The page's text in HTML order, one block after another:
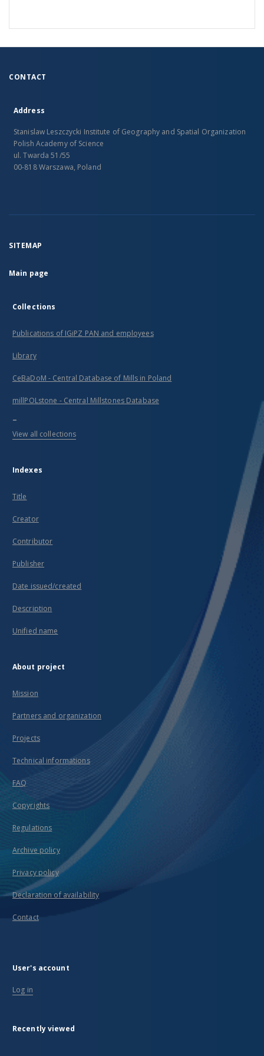
CONTACT
Address
Stanislaw Leszczycki Institute of Geography and Spatial Organization
Polish Academy of Science
ul. Twarda 51/55
00-818 Warszawa, Poland
SITEMAP
Main page
Collections
Publications of IGiPZ PAN and employees
Library
CeBaDoM - Central Database of Mills in Poland
millPOLstone - Central Millstones Database
...
View all collections
Indexes
Title
Creator
Contributor
Publisher
Date issued/created
Description
Unified name
About project
Mission
Partners and organization
Projects
Technical informations
FAQ
Copyrights
Regulations
Archive policy
Privacy policy
Declaration of availability
Contact
User's account
Log in
Recently viewed